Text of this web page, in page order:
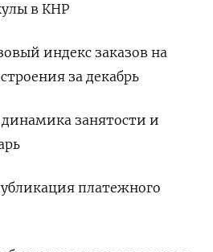
в КНР
​индекс заказов ⁠на
за декабрь
занятости ‌и
платежного